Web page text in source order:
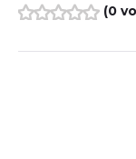
(0